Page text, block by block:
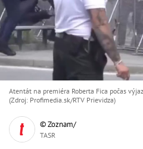
Atentát na premiéra Roberta Fica počas
(Zdroj: Profimedia.sk/RTV Prievidza)
© Zoznam/
TASR